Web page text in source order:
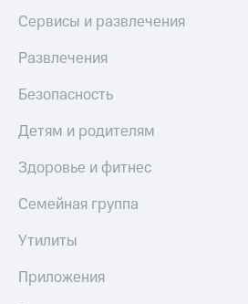
по QR-
за границей
магазин
Смартфоны
Наушники
Умные
Сервисы и развлечения
Развлечения
Безопасность
Детям и родителям
Здоровье и фитнес
Семейная группа
Утилиты
Приложения